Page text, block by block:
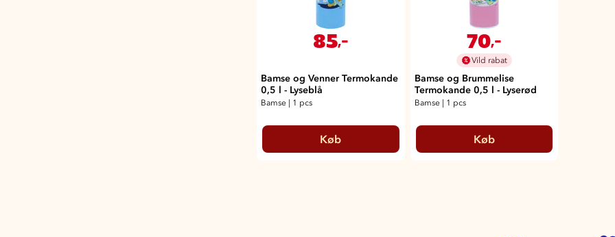
85,-
Bamse og Venner Termokande
0,5 l - Lyseblå
Bamse 1 pcs
Køb
70,-
Vild rabat
Bamse og Brummelise
Termokande 0,5 l - Lyserød
Bamse 1 pcs
Køb